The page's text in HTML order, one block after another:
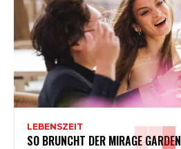
LEBENSZEIT
SO BRUNCHT DER MIRAGE GARDEN